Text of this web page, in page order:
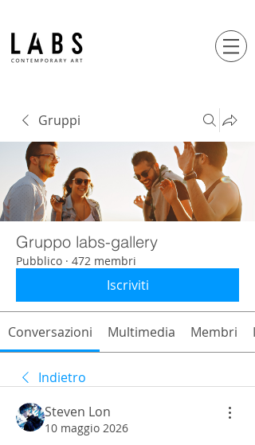
Gruppi
Gruppo labs-gallery
Pubblico · 472 membri
Iscriviti
Conversazioni Multimedia Membri
Indietro
Steven Lon
10 maggio 2026